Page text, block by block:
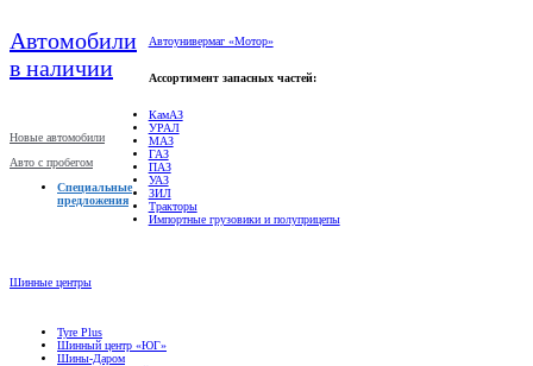
Автомобили
в наличии
Новые автомобили
Авто с пробегом
Специальные
предложения
Автоунивермаг «Мотор»
Ассортимент запасных частей:
КамАЗ
УРАЛ
МАЗ
ГАЗ
ПАЗ
УАЗ
ЗИЛ
Тракторы
Импортные грузовики и полуприцепы
Шинные центры
Tyre Plus
Шинный центр «ЮГ»
Шины-Даром